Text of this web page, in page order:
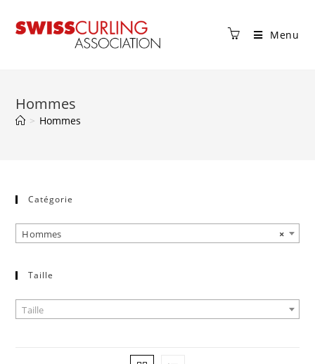
Menu
Hommes
> Hommes
Catégorie
×
Hommes
Taille
Taille